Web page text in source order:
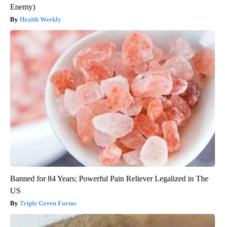
Enemy)
Health Weekly
Banned for 84 Years; Powerful Pain Reliever Legalized in The
US
Triple Green Farms